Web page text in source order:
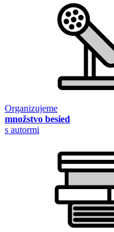
Organizujeme
množstvo besied
s autormi